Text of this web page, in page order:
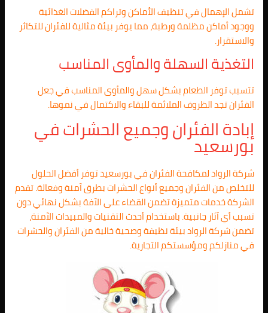
تشمل الإهمال في تنظيف الأماكن وتراكم الفضلات الغذائية
ووجود أماكن مظلمة ورطبة، مما يوفر بيئة مثالية للفئران للتكاثر
والاستقرار.
التغذية السهلة والمأوى المناسب
تتسبب توفر الطعام بشكل سهل والمأوى المناسب في جعل
الفئران تجد الظروف الملائمة للبقاء والاكتمال في نموها.
إبادة الفئران وجميع الحشرات في
بورسعيد
شركة الرواد لمكافحة الفئران في بورسعيد توفر أفضل الحلول
للتخلص من الفئران وجميع أنواع الحشرات بطرق آمنة وفعالة. تقدم
الشركة خدمات متميزة تضمن القضاء على الآفة بشكل نهائي دون
تسبب أي آثار جانبية. باستخدام أحدث التقنيات والمبيدات الآمنة،
تضمن شركة الرواد بيئة نظيفة وصحية خالية من الفئران والحشرات
في منازلكم ومؤسستكم التجارية.